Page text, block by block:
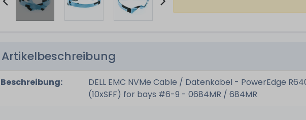
4
Artikelbeschreibung
Beschreibung:
DELL EMC NVMe Cable / Datenkabel - PowerEdge
(10xSFF) for bays #6-9 - 0684MR / 684MR